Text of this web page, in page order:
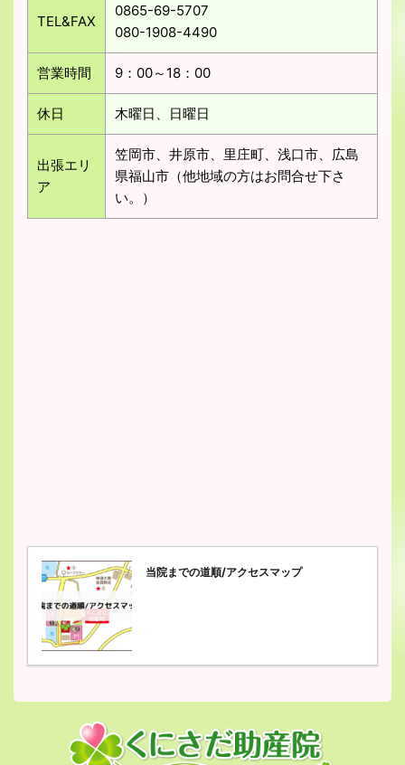
TEL&FAX
0865-69-5707
080-1908-4490
営業時間 9：00～18：00
休日 木曜日、日曜日
出張エリ
ア
笠岡市、井原市、里庄町、浅口市、広島
県福山市（他地域の方はお問合せ下さ
い。）
当院までの道順/アクセスマップ